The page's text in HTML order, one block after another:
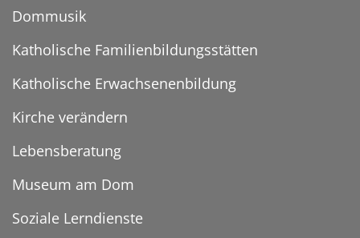
Dommusik
Katholische Familienbildungsstätten
Katholische Erwachsenenbildung
Kirche verändern
Lebensberatung
Museum am Dom
Soziale Lerndienste